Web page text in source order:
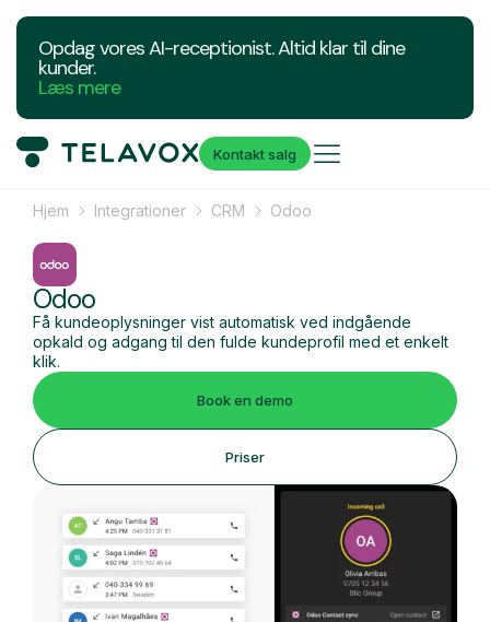
Opdag vores AI-receptionist. Altid klar til dine
kunder.
Læs mere
Kontakt salg
Hjem Integrationer CRM Odoo
Odoo
Få kundeoplysninger vist automatisk ved indgående
opkald og adgang til den fulde kundeprofil med et enkelt
klik.
Book en demo
Priser